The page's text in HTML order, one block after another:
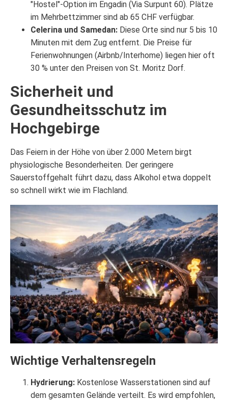
"Hostel"-Option im Engadin (Via Surpunt 60). Plätze
im Mehrbettzimmer sind ab 65 CHF verfügbar.
Celerina und Samedan: Diese Orte sind nur 5 bis 10
Minuten mit dem Zug entfernt. Die Preise für
Ferienwohnungen (Airbnb/Interhome) liegen hier oft
30 % unter den Preisen von St. Moritz Dorf.
Sicherheit und
Gesundheitsschutz im
Hochgebirge
Das Feiern in der Höhe von über 2.000 Metern birgt
physiologische Besonderheiten. Der geringere
Sauerstoffgehalt führt dazu, dass Alkohol etwa doppelt
so schnell wirkt wie im Flachland.
Wichtige Verhaltensregeln
Hydrierung: Kostenlose Wasserstationen sind auf
dem gesamten Gelände verteilt. Es wird empfohlen,